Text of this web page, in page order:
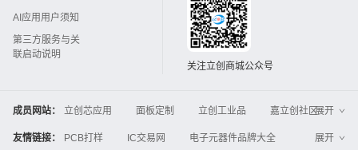
AI应用用户须知
第三方服务与关
联启动说明
关注立创商城公众号
成员网站： 立创芯应用 面板定制 立创工业品
嘉立创社区
3D打印
嘉立创FPC 嘉立创PCB
嘉立创FA
展开
友情链接： PCB打样 IC交易网 电子元器件品牌大全 展开